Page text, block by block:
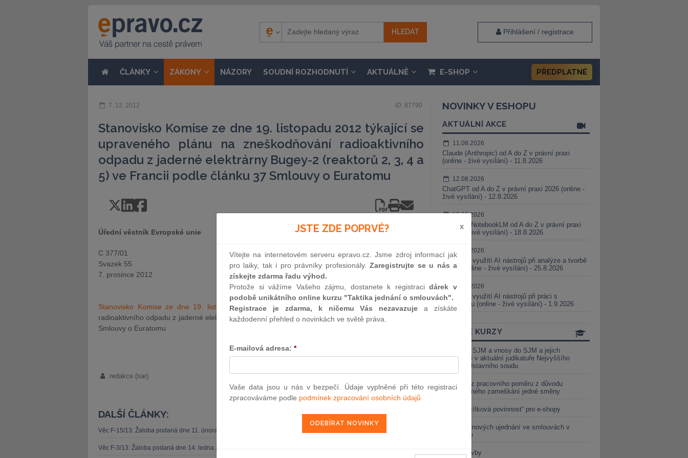
Přihlášení / registrace
ČLÁNKY ZÁKONY NÁZORY SOUDNÍ ROZHODNUTÍ AKTUÁLNĚ E-SHOP PŘEDPLATNÉ
7. 12. 2012 ID: 87790
Stanovisko Komise ze dne 19. listopadu 2012 týkající se
upraveného plánu na zneškodňování radioaktivního
odpadu z jaderné elektrárny Bugey-2 (reaktorů 2, 3, 4 a
5) ve Francii podle článku 37 Smlouvy o Euratomu
Úřední věstník Evropské unie
C 377/01
Svazek 55
7. prosince 2012
Stanovisko Komise ze dne 19. listopadu 2012týkající se upraveného plánu na zneškodňování
radioaktivního odpadu z jaderné elektrárny Bugey-2 (reaktorů 2, 3, 4 a 5) ve Francii podle článku 37
Smlouvy o Euratomu
redakce (sar) 7. 12. 2012
DALŠÍ ČLÁNKY:
Věc F-15/13: Žaloba podaná dne 11. února 2013 — ZZ v. Komise
Věc F-3/13: Žaloba podaná dne 14. ledna 2013 — CK v. Komise
NOVINKY V ESHOPU
AKTUÁLNÍ AKCE
11.08.2026
Claude (Anthropic) od A do Z v právní praxi
(online - živé vysílání) - 11.8.2026
12.08.2026
ChatGPT od A do Z v právní praxi 2026 (online -
živé vysílání) - 12.8.2026
18.08.2026
Gemini a NotebookLM od A do Z v právní praxi
(online - živé vysílání) - 18.8.2026
25.08.2026
Praktické využití AI nástrojů při analýze a tvorbě
smluv (online - živé vysílání) - 25.8.2026
01.09.2026
Praktické využití AI nástrojů při práci s
judikaturou (online - živé vysílání) - 1.9.2026
ONLINE KURZY
Vnosy ze SJM a vnosy do SJM a jejich
valorizace v aktuální judikatuře Nejvyššího
soudu a Ústavního soudu
Výpověď z pracovního poměru z důvodu
neomluveného zameškání jedné směny
Nová „tlačítková povinnost“ pro e-shopy
Změna cenových ujednání ve smlouvách v
energetice
Černé stavby
JSTE ZDE POPRVÉ? x
Vítejte na internetovém serveru epravo.cz. Jsme zdroj informací jak
pro laiky, tak i pro právníky profesionály.Zaregistrujte se u nás a
získejte zdarma řadu výhod.
Protože si vážíme Vašeho zájmu, dostanete k registracidárek v
podobě unikátního online kurzu "Taktika jednání o smlouvách".
Registrace je zdarma, k ničemu Vás nezavazuje a získáte
každodenní přehled o novinkách ve světě práva.
E-mailová adresa: *
Vaše data jsou u nás v bezpečí. Údaje vyplněné při této registraci
zpracováváme podle podmínek zpracování osobních údajů